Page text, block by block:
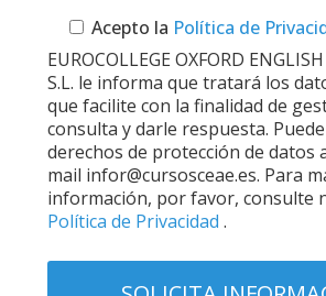
Acepto la Política de
EUROCOLLEGE OXFORD
S.L. le informa que tratará los
que facilite con la finalidad de
consulta y darle respuesta.
derechos de protección de datos
mail infor@cursosceae.es. Para
información, por favor, consulte
Política de Privacidad .